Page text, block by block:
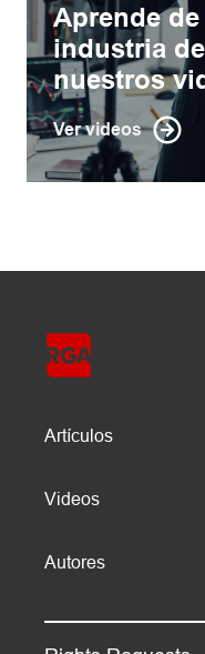
Aprende
industria
nuestros
Ver videos
Artículos
Videos
Autores